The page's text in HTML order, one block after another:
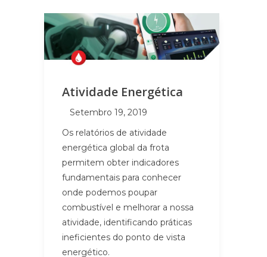
Atividade Energética
Setembro 19, 2019
Os relatórios de atividade
energética global da frota
permitem obter indicadores
fundamentais para conhecer
onde podemos poupar
combustível e melhorar a nossa
atividade, identificando práticas
ineficientes do ponto de vista
energético.